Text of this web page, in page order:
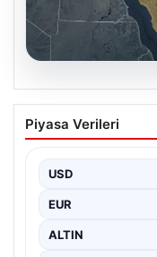
07.08.2026
Mekke Ortak
anlama
ayrıntılar
Piyasa Verileri
USD
EUR
ALTIN